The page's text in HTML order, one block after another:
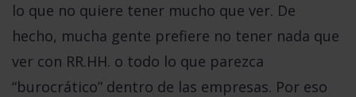
lo que no quiere tener mucho que ver. De
hecho, mucha gente prefiere no tener nada que
ver con RR.HH. o todo lo que parezca
“burocrático” dentro de las empresas. Por eso